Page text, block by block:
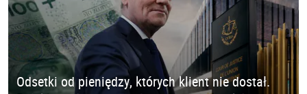
Odsetki od pieniędzy, których klient nie dostał.